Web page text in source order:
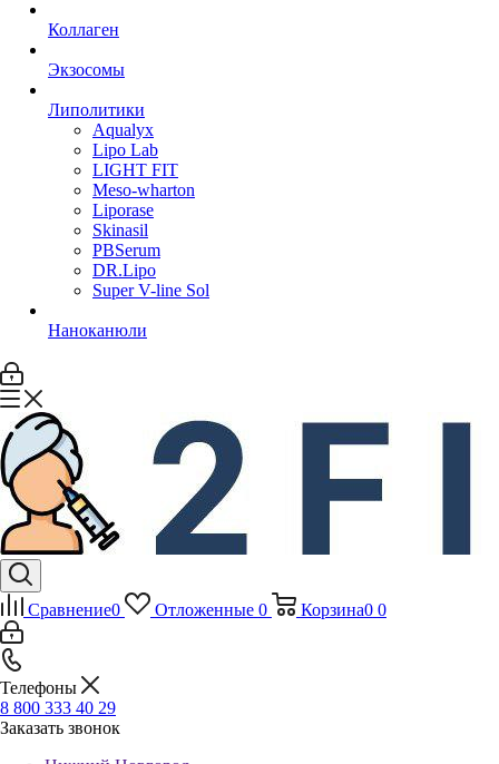
Коллаген
Экзосомы
Липолитики
Aqualyx
Lipo Lab
LIGHT FIT
Meso-wharton
Liporase
Skinasil
PBSerum
DR.Lipo
Super V-line Sol
Наноканюли
Сравнение0 Отложенные 0 Корзина0 0
Телефоны
8 800 333 40 29
Заказать звонок